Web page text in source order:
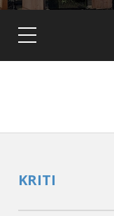
KRITI